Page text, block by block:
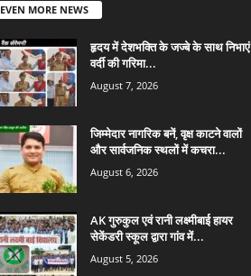
EVEN MORE NEWS
हृदय में देशभक्ति के जज्बे के साथ निभाएं
वर्दी की गरिमा...
August 7, 2026
जिम्मेदार नागरिक बनें, वृक्ष काटने वालों
और सार्वजनिक स्थलों में कचरा...
August 6, 2026
AK गुरुकुल एवं रानी लक्ष्मीबाई हायर
सेकेंडरी स्कूल द्वारा गांव में...
August 5, 2026